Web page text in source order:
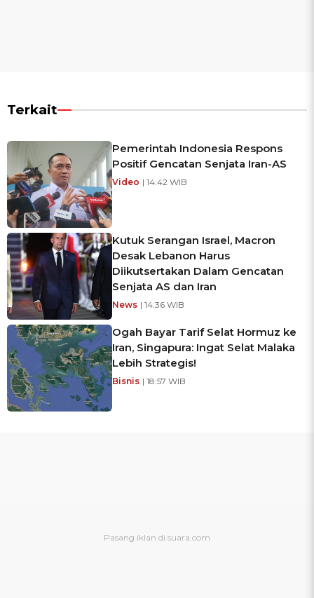
Terkait
Pemerintah Indonesia Respons
Positif Gencatan Senjata Iran-AS
Video | 14:42 WIB
Kutuk Serangan Israel, Macron
Desak Lebanon Harus
Diikutsertakan Dalam Gencatan
Senjata AS dan Iran
News | 14:36 WIB
Ogah Bayar Tarif Selat Hormuz ke
Iran, Singapura: Ingat Selat Malaka
Lebih Strategis!
Bisnis | 18:57 WIB